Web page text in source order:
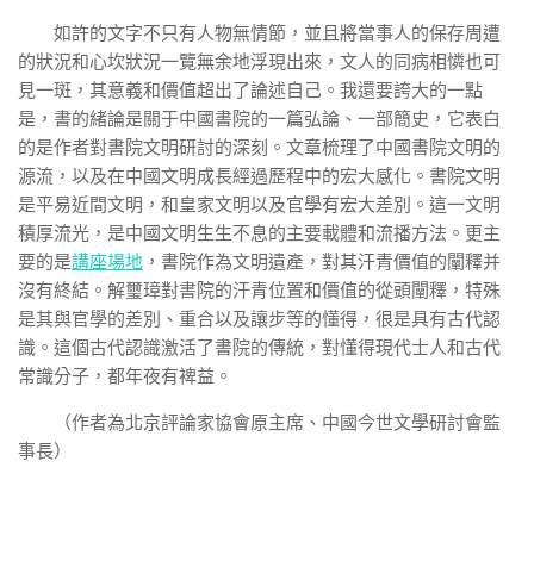
如許的文字不只有人物無情節，並且將當事人的保存周遭
的狀況和心坎狀況一覽無余地浮現出來，文人的同病相憐也可
見一斑，其意義和價值超出了論述自己。我還要誇大的一點
是，書的緒論是關于中國書院的一篇弘論、一部簡史，它表白
的是作者對書院文明研討的深刻。文章梳理了中國書院文明的
源流，以及在中國文明成長經過歷程中的宏大感化。書院文明
是平易近間文明，和皇家文明以及官學有宏大差別。這一文明
積厚流光，是中國文明生生不息的主要載體和流播方法。更主
要的是講座場地 ，書院作為文明遺產，對其汗青價值的闡釋并
沒有終結。解璽璋對書院的汗青位置和價值的從頭闡釋，特殊
是其與官學的差別、重合以及讓步等的懂得，很是具有古代認
識。這個古代認識激活了書院的傳統，對懂得現代士人和古代
常識分子，都年夜有裨益。
（作者為北京評論家協會原主席、中國今世文學研討會監
事長）